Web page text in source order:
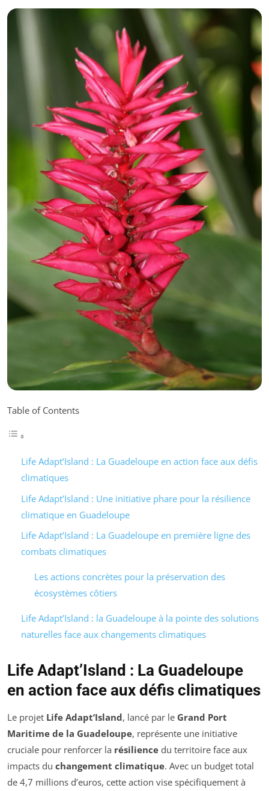
Table of Contents
Life Adapt’Island : La Guadeloupe en action face aux défis
climatiques
Life Adapt’Island : Une initiative phare pour la résilience
climatique en Guadeloupe
Life Adapt’Island : La Guadeloupe en première ligne des
combats climatiques
Les actions concrètes pour la préservation des
écosystèmes côtiers
Life Adapt’Island : la Guadeloupe à la pointe des solutions
naturelles face aux changements climatiques
Life Adapt’Island : La Guadeloupe
en action face aux défis climatiques
Le projet Life Adapt’Island, lancé par le Grand Port
Maritime de la Guadeloupe, représente une initiative
cruciale pour renforcer la résilience du territoire face aux
impacts du changement climatique. Avec un budget total
de 4,7 millions d’euros, cette action vise spécifiquement à